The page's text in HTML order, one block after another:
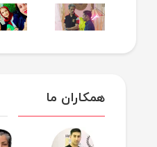
همکاران ما